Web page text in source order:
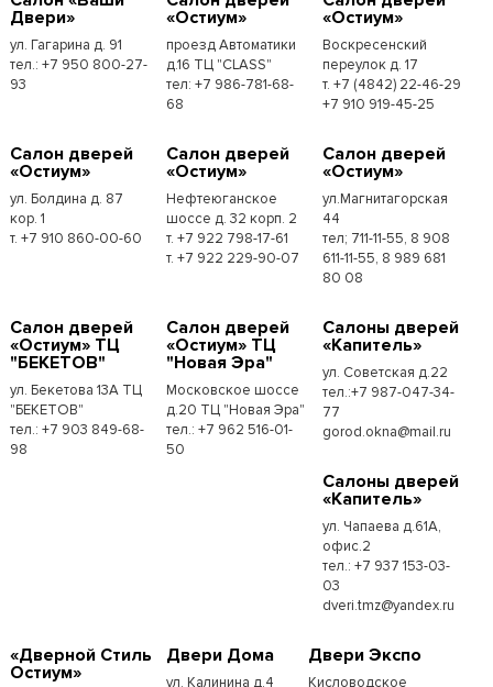
Двери»
ул. Гагарина д. 91
тел.: +7 950 800-27-
93
«Остиум»
проезд Автоматики
д.16 ТЦ "CLASS"
тел: +7 986-781-68-
68
«Остиум»
Воскресенский
переулок д. 17
т. +7 (4842) 22-46-29
+7 910 919-45-25
Cалон дверей
«Остиум»
ул. Болдина д. 87
кор. 1
т. +7 910 860-00-60
Cалон дверей
«Остиум»
Нефтеюганское
шоссе д. 32 корп. 2
т. +7 922 798-17-61
т. +7 922 229-90-07
Cалон дверей
«Остиум»
ул.Магнитагорская
44
тел; 711-11-55, 8 908
611-11-55, 8 989 681
80 08
Cалон дверей
«Остиум» ТЦ
"БЕКЕТОВ"
ул. Бекетова 13А ТЦ
"БЕКЕТОВ"
тел.: +7 903 849-68-
98
Cалон дверей
«Остиум» ТЦ
"Новая Эра"
Московское шоссе
д.20 ТЦ "Новая Эра"
тел.: +7 962 516-01-
50
Cалоны дверей
«Капитель»
ул. Советская д.22
тел.:+7 987-047-34-
77
gorod.okna@mail.ru
Cалоны дверей
«Капитель»
ул. Чапаева д.61А,
офис.2
тел.: +7 937 153-03-
03
dveri.tmz@yandex.ru
«Дверной Стиль
Остиум»
Двери Дома
ул. Калинина д.4
Двери Экспо
Кисловодское